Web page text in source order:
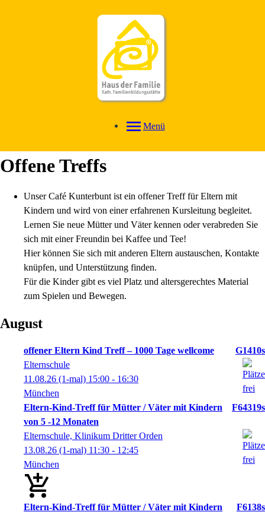
Menü
Offene Treffs
Unser Café Kunterbunt ist ein offener Treff für Eltern mit
Kindern und wird von einer erfahrenen Kursleitung begleitet.
Lernen Sie neue Mütter und Väter kennen oder verabreden Sie
sich mit einer Freundin bei Kaffee und Tee!
Hier können Sie sich mit anderen Eltern austauschen, Kontakte
knüpfen, und Unterstützung finden.
Für die Kinder gibt es viel Platz und altersgerechtes Material
zum Spielen und Bewegen.
August
offener Eltern Kind Treff – 1000 Tage wellcome
G1410s
Elternschule
11.08.26 (1-mal) 15:00 - 16:30
München
Eltern-Kind-Treff für Mütter / Väter mit Kindern
von 5 -12 Monaten
F64319s
Elternschule, Klinikum Dritter Orden
13.08.26 (1-mal) 11:30 - 12:45
München
Eltern-Kind-Treff für Mütter / Väter mit Kindern
F6138s